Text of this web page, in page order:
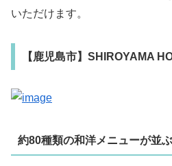
いただけます。
【鹿児島市】SHIROYAMA
約80種類の和洋メニューが並